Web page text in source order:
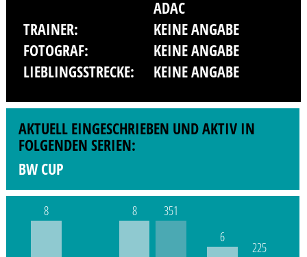
ADAC
TRAINER:
KEINE ANGABE
FOTOGRAF:
KEINE ANGABE
LIEBLINGSSTRECKE:
KEINE ANGABE
AKTUELL EINGESCHRIEBEN UND AKTIV IN
FOLGENDEN SERIEN:
BW CUP
8 8 351
6
225